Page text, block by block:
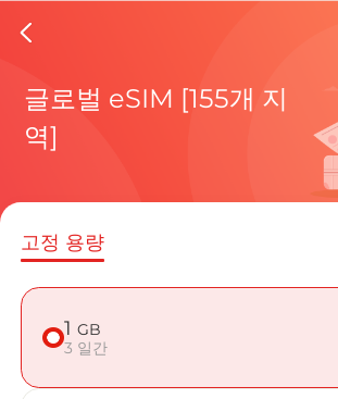
현재
eSIM
글로벌 eSIM [155개 지
역]
고정 용량
1 GB
3 일간